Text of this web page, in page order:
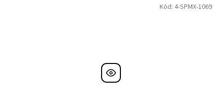
Kód: 4-SPMX-1069